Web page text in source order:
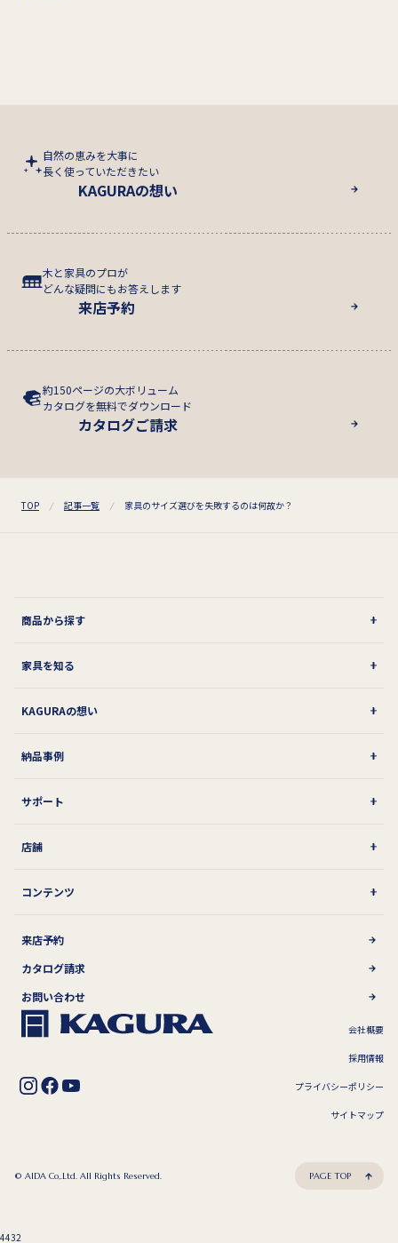
自然の恵みを大事に
長く使っていただきたい
KAGURAの想い
木と家具のプロが
どんな疑問にもお答えします
来店予約
約150ページの大ボリューム
カタログを無料でダウンロード
カタログご請求
TOP 記事一覧 家具のサイズ選びを失敗するのは何故か？
商品から探す
家具を知る
KAGURAの想い
納品事例
サポート
店舗
コンテンツ
来店予約
カタログ請求
お問い合わせ
会社概要
採用情報
プライバシーポリシー
サイトマップ
© AIDA Co,.Ltd. All Rights Reserved. PAGE TOP
4432